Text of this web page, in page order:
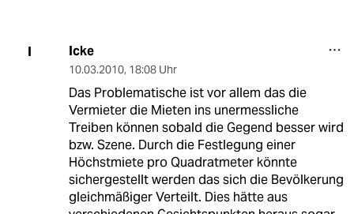
I Icke
10.03.2010, 18:08 Uhr
Das Problematische ist vor allem das die
Vermieter die Mieten ins unermessliche
Treiben können sobald die Gegend besser wird
bzw. Szene. Durch die Festlegung einer
Höchstmiete pro Quadratmeter könnte
sichergestellt werden das sich die Bevölkerung
gleichmäßiger Verteilt. Dies hätte aus